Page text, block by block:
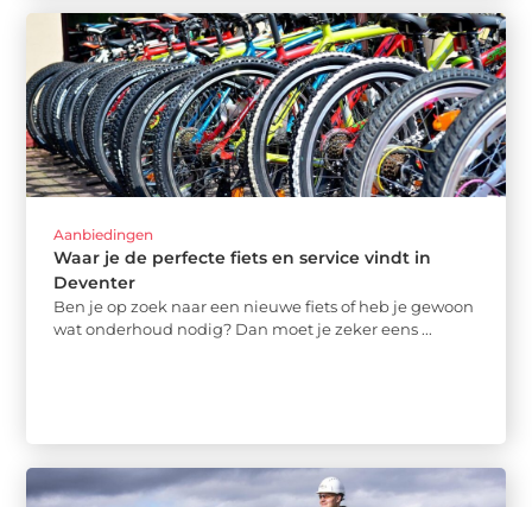
Aanbiedingen
Waar je de perfecte fiets en service vindt in
Deventer
Ben je op zoek naar een nieuwe fiets of heb je gewoon
wat onderhoud nodig? Dan moet je zeker eens ...